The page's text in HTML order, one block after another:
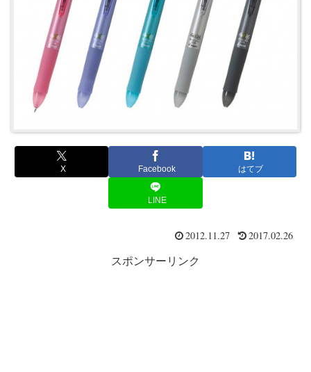
X Facebook はてブ
LINE
2012.11.27 2017.02.26
スポンサーリンク